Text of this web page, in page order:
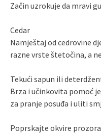
Začin uzrokuje da mravi
Cedar
Namještaj od cedrovine
razne vrste štetočina, a
Tekući sapun ili
Brza i učinkovita pomoć
za pranje posuđa i uliti
Poprskajte okvire